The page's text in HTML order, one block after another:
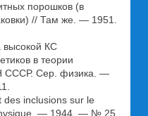
порошков (в
// Там же. — 1951.
высокой КС
в теории
СССР. Сер. физика. —
des inclusions sur le
— 1944. — № 25.